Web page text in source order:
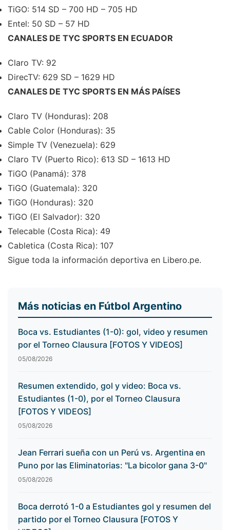
TiGO: 514 SD – 700 HD – 705 HD
Entel: 50 SD – 57 HD
CANALES DE TYC SPORTS EN ECUADOR
Claro TV: 92
DirecTV: 629 SD – 1629 HD
CANALES DE TYC SPORTS EN MÁS PAÍSES
Claro TV (Honduras): 208
Cable Color (Honduras): 35
Simple TV (Venezuela): 629
Claro TV (Puerto Rico): 613 SD – 1613 HD
TiGO (Panamá): 378
TiGO (Guatemala): 320
TiGO (Honduras): 320
TiGO (El Salvador): 320
Telecable (Costa Rica): 49
Cabletica (Costa Rica): 107
Sigue toda la información deportiva en Libero.pe.
Más noticias en Fútbol Argentino
Boca vs. Estudiantes (1-0): gol, video y resumen
por el Torneo Clausura [FOTOS Y VIDEOS]
05/08/2026
Resumen extendido, gol y video: Boca vs.
Estudiantes (1-0), por el Torneo Clausura
[FOTOS Y VIDEOS]
05/08/2026
Jean Ferrari sueña con un Perú vs. Argentina en
Puno por las Eliminatorias: "La bicolor gana 3-0"
05/08/2026
Boca derrotó 1-0 a Estudiantes gol y resumen del
partido por el Torneo Clausura [FOTOS Y